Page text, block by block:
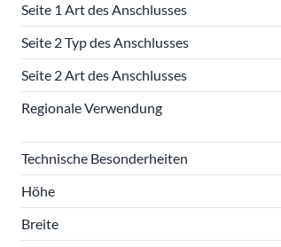
Seite 1 Art des Anschlusses
Seite 2 Typ des Anschlusses
Seite 2 Art des Anschlusses
Regionale Verwendung
Technische Besonderheiten
Höhe
Breite